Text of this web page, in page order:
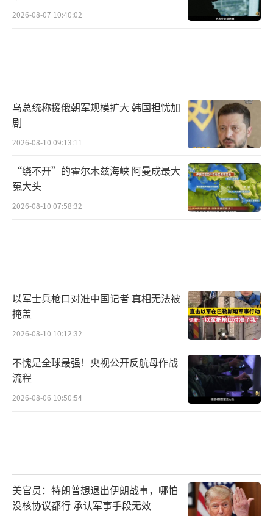
2026-08-07 10:40:02
乌总统称援俄朝军规模扩大 韩国担忧加
剧
2026-08-10 09:13:11
“绕不开”的霍尔木兹海峡 阿曼成最大
冤大头
2026-08-10 07:58:32
以军士兵枪口对准中国记者 真相无法被
掩盖
2026-08-10 10:12:32
不愧是全球最强！央视公开反航母作战
流程
2026-08-06 10:50:54
美官员：特朗普想退出伊朗战事，哪怕
没核协议都行 承认军事手段无效